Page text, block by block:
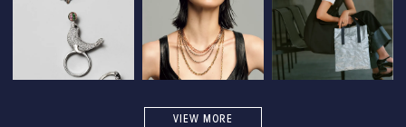
VIEW MORE